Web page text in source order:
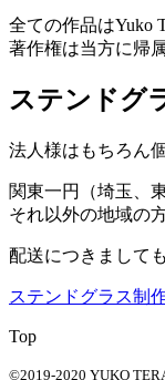
全ての作品はYuko
著作権は当方に帰
ステンドグ
法人様はもちろん
関東一円（埼玉、
それ以外の地域の
配送につきまして
ステンドグラス制
Top
©2019-2020 YUKO